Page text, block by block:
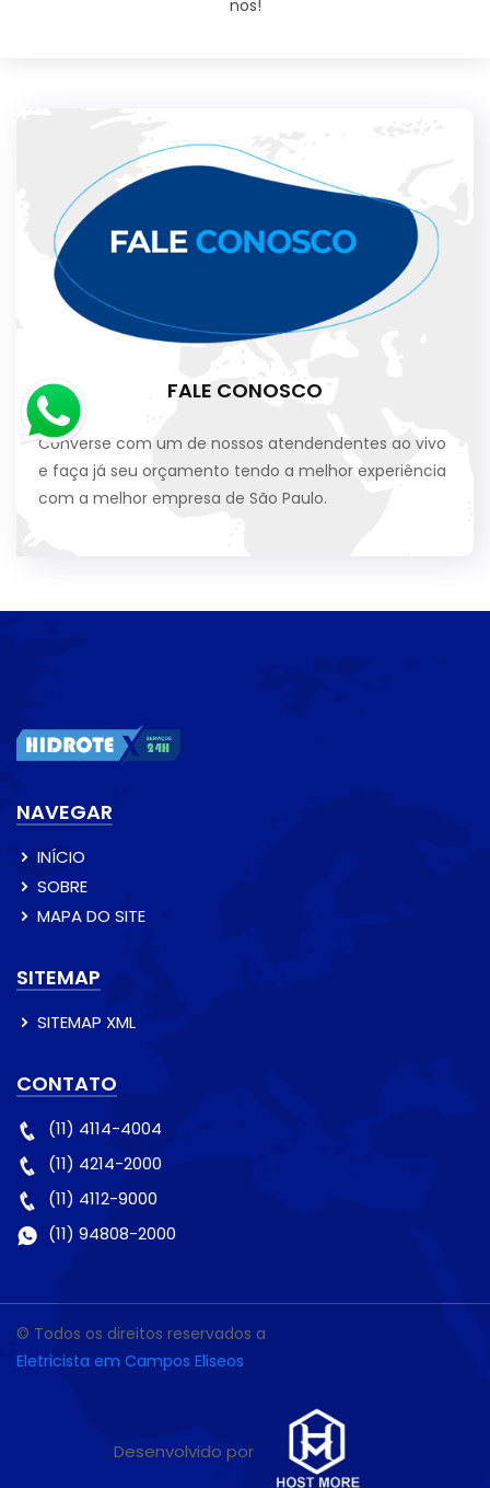
nos!
FALE CONOSCO
Converse com um de nossos atendendentes ao vivo
e faça já seu orçamento tendo a melhor experiência
com a melhor empresa de São Paulo.
NAVEGAR
INÍCIO
SOBRE
MAPA DO SITE
SITEMAP
SITEMAP XML
CONTATO
(11) 4114-4004
(11) 4214-2000
(11) 4112-9000
(11) 94808-2000
© Todos os direitos reservados a
Eletricista em Campos Eliseos
Desenvolvido por